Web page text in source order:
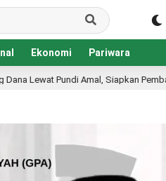
Ekonomi Pariwara
PKBM Al-Washliyah